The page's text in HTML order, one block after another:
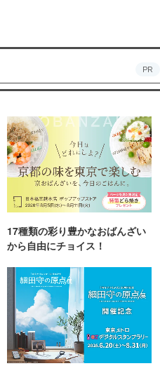
PR
17種類の彩り豊かなおばんざい
から自由にチョイス！